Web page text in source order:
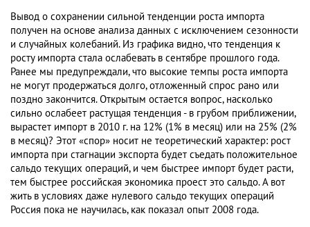
Вывод о сохранении сильной тенденции роста импорта
получен на основе анализа данных с исключением сезонности
и случайных колебаний. Из графика видно, что тенденция к
росту импорта стала ослабевать в сентябре прошлого года.
Ранее мы предупреждали, что высокие темпы роста импорта
не могут продержаться долго, отложенный спрос рано или
поздно закончится. Открытым остается вопрос, насколько
сильно ослабеет растущая тенденция - в грубом приближении,
вырастет импорт в 2010 г. на 12% (1% в месяц) или на 25% (2%
в месяц)? Этот «спор» носит не теоретический характер: рост
импорта при стагнации экспорта будет съедать положительное
сальдо текущих операций, и чем быстрее импорт будет расти,
тем быстрее российская экономика проест это сальдо. А вот
жить в условиях даже нулевого сальдо текущих операций
Россия пока не научилась, как показал опыт 2008 года.